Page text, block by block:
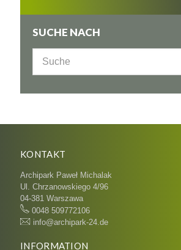
SUCHE NACH
KONTAKT
Archipark Paweł Michalak
Ul. Chrzanowskiego 4/96
04-381 Warszawa
0048 509772106
info@archipark-24.de
INFORMATION